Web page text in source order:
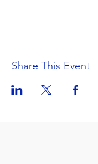
Share This Event